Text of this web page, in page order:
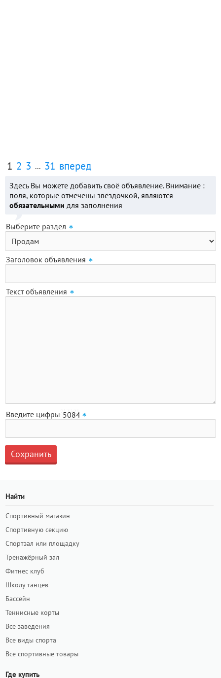
1 2 3 ... 31 вперед
Здесь Вы можете добавить своё объявление. Внимание :
поля, которые отмечены звёздочкой, являются
обязательными для заполнения
Выберите раздел
Заголовок объявления
Текст объявления
Введите цифры
Найти
Спортивный магазин
Спортивную секцию
Спортзал или площадку
Тренажёрный зал
Фитнес клуб
Школу танцев
Бассейн
Теннисные корты
Все заведения
Все виды спорта
Все спортивные товары
Где купить